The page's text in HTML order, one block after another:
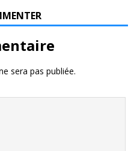
sera pas publiée.